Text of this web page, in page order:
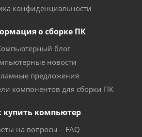
конфиденциальности
о сборке ПК
блог
новости
предложения
компонентов для сборки ПК
купить компьютер
на вопросы – FAQ